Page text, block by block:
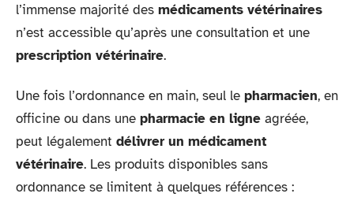
l’immense majorité des médicaments vétérinaires
n’est accessible qu’après une consultation et une
prescription vétérinaire.
Une fois l’ordonnance en main, seul le pharmacien, en
officine ou dans une pharmacie en ligne agréée,
peut légalement délivrer un médicament
vétérinaire. Les produits disponibles sans
ordonnance se limitent à quelques références :